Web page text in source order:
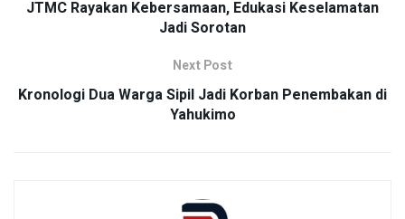
JTMC Rayakan Kebersamaan, Edukasi Keselamatan
Jadi Sorotan
Next Post
Kronologi Dua Warga Sipil Jadi Korban Penembakan di
Yahukimo